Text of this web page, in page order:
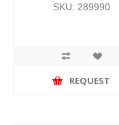
SKU: 289990
REQUEST